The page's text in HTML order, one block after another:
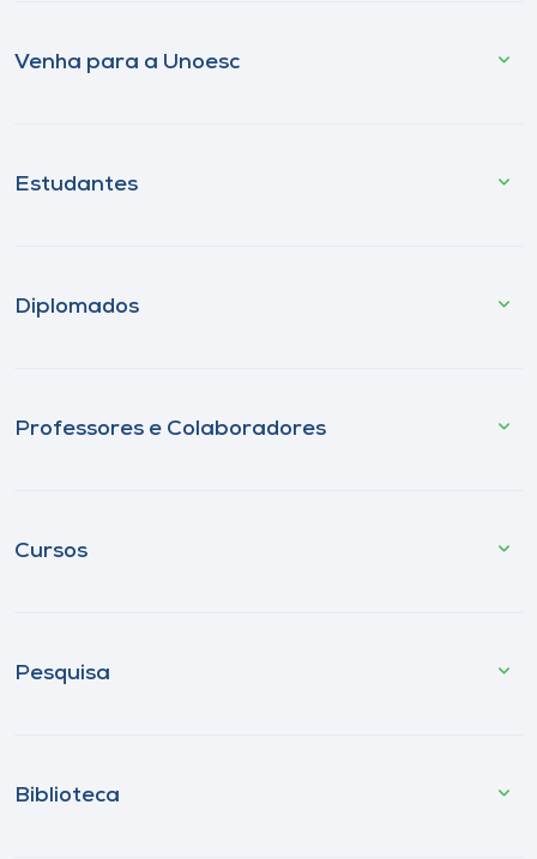
Venha para a Unoesc
Estudantes
Diplomados
Professores e Colaboradores
Cursos
Pesquisa
Biblioteca